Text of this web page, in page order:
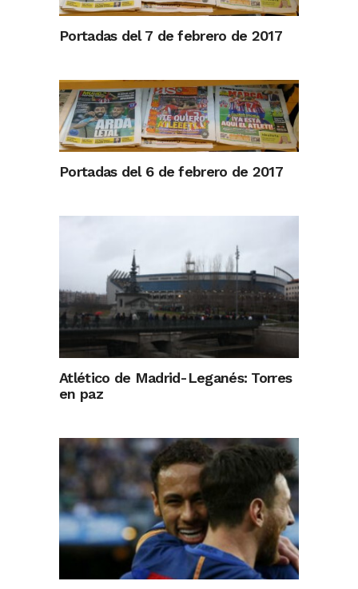
Portadas del 7 de febrero de 2017
Portadas del 6 de febrero de 2017
Atlético de Madrid-Leganés: Torres
en paz